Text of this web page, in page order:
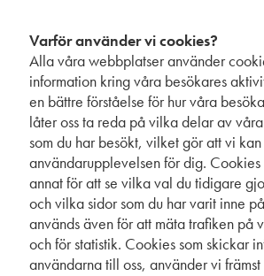
Varför använder vi cookies?
Alla våra webbplatser använder
information kring våra besökares
en bättre förståelse för hur våra
låter oss ta reda på vilka delar av
som du har besökt, vilket gör att vi
användarupplevelsen för dig.
annat för att se vilka val du tidigare
och vilka sidor som du har varit inne
används även för att mäta trafiken på
och för statistik. Cookies som skickar
användarna till oss, använder vi